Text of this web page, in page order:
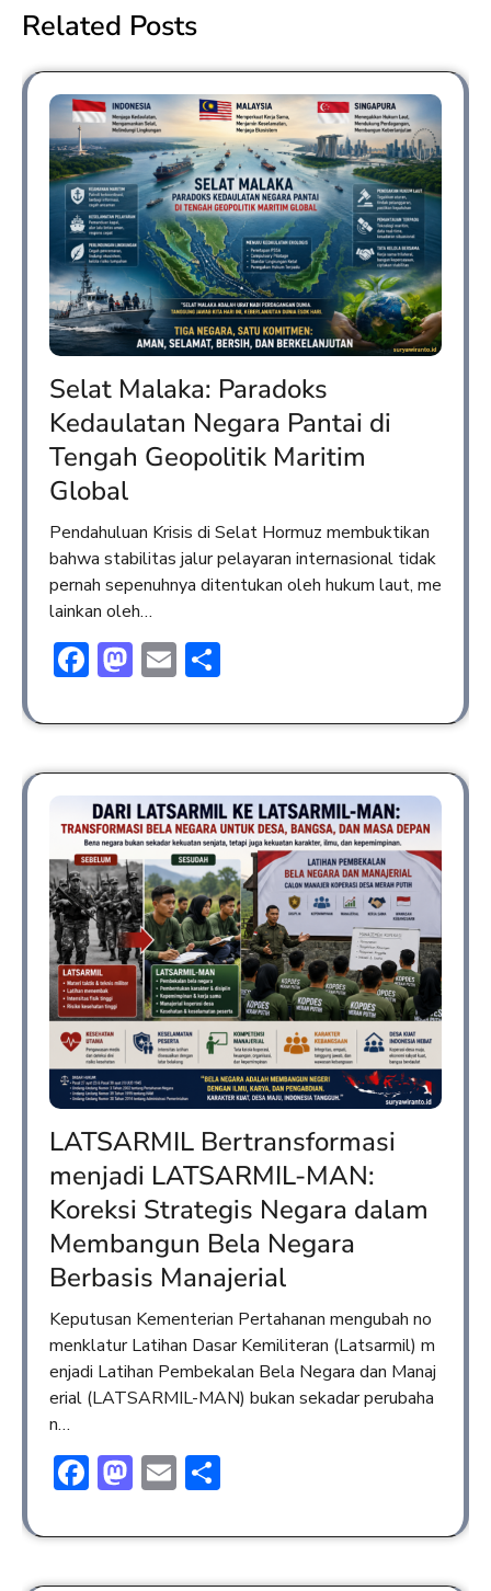
Related Posts
Selat Malaka: Paradoks
Kedaulatan Negara Pantai di
Tengah Geopolitik Maritim
Global
Pendahuluan Krisis di Selat Hormuz membuktikan
bahwa stabilitas jalur pelayaran internasional tidak
pernah sepenuhnya ditentukan oleh hukum laut, me
lainkan oleh…
Facebook
Mastodon
Email
LATSARMIL Bertransformasi
menjadi LATSARMIL-MAN:
Koreksi Strategis Negara dalam
Membangun Bela Negara
Berbasis Manajerial
Keputusan Kementerian Pertahanan mengubah no
menklatur Latihan Dasar Kemiliteran (Latsarmil) m
enjadi Latihan Pembekalan Bela Negara dan Manaj
erial (LATSARMIL-MAN) bukan sekadar perubaha
n…
Facebook
Mastodon
Email